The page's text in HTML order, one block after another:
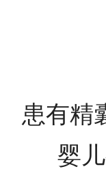
患有精
婴